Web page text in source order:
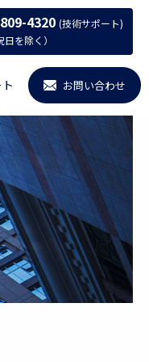
4320 (技術サポート)
を除く）
お問い合わせ